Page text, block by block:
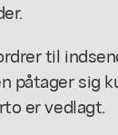
til
påtager sig
er vedlagt.